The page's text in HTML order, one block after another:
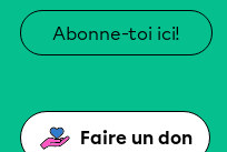
Abonne-toi ici!
Faire un don